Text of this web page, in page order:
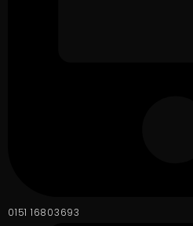
0151 16803693